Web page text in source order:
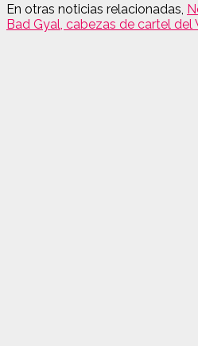
En otras noticias relacionadas,
Bad Gyal, cabezas de cartel del